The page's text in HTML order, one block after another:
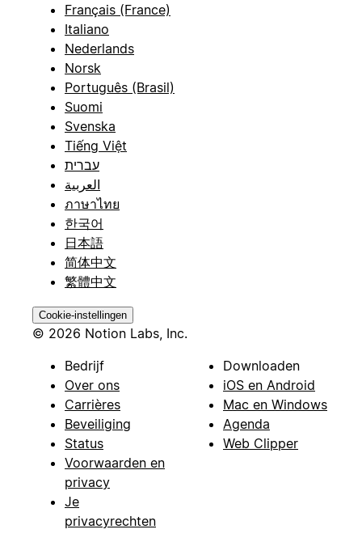
Français (France)
Italiano
Nederlands
Norsk
Português (Brasil)
Suomi
Svenska
Tiếng Việt
עברית
العربية
ภาษาไทย
한국어
日本語
简体中文
繁體中文
Cookie-instellingen
© 2026 Notion Labs, Inc.
Bedrijf
Over ons
Carrières
Beveiliging
Status
Voorwaarden en
privacy
Je
privacyrechten
Downloaden
iOS en Android
Mac en Windows
Agenda
Web Clipper